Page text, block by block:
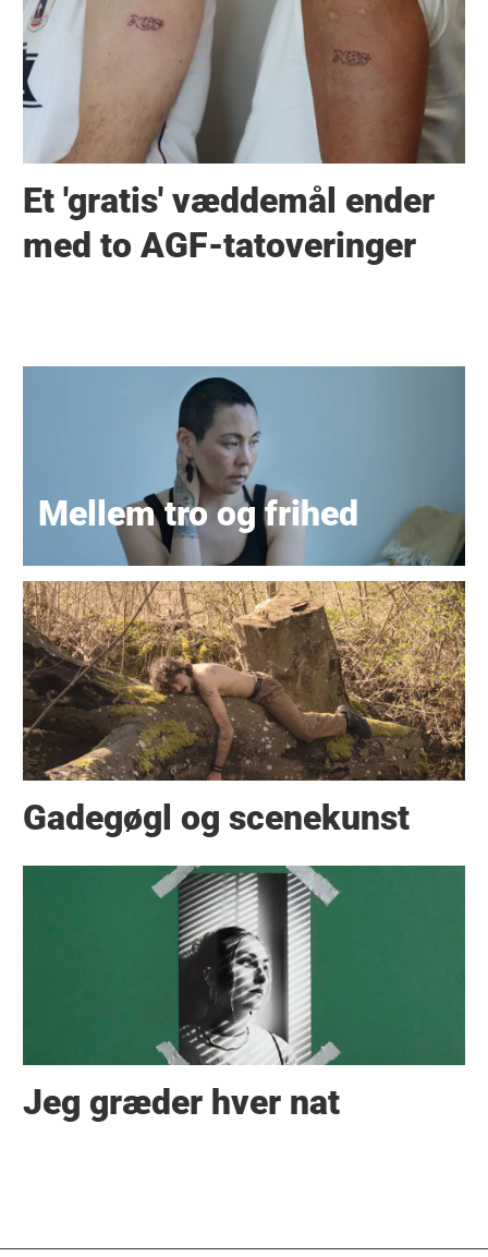
Et 'gratis' væddemål ender
med to AGF-tatoveringer
Mellem tro og frihed
Gadegøgl og scenekunst
Jeg græder hver nat